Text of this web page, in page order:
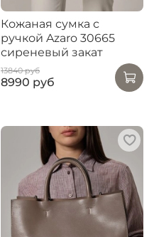
Кожаная сумка с
ручкой Azaro 30665
сиреневый закат
13840 руб
8990 руб